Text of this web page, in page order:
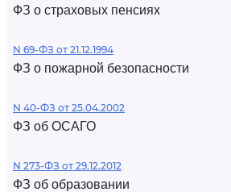
ФЗ о страховых пенсиях
N 69-ФЗ от 21.12.1994
ФЗ о пожарной безопасности
N 40-ФЗ от 25.04.2002
ФЗ об ОСАГО
N 273-ФЗ от 29.12.2012
ФЗ об образовании